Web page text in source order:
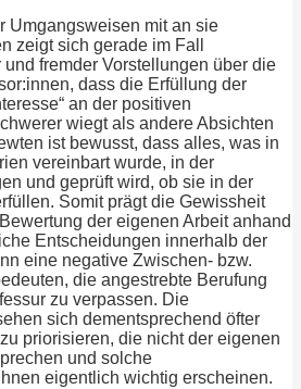
Umgangsweisen mit an sie
zeigt sich gerade im Fall
fremder Vorstellungen über die
dass die Erfüllung der
an der positiven
wiegt als andere Absichten
ist bewusst, dass alles, was in
vereinbart wurde, in der
und geprüft wird, ob sie in der
Somit prägt die Gewissheit
der eigenen Arbeit anhand
Entscheidungen innerhalb der
eine negative Zwischen- bzw.
die angestrebte Berufung
zu verpassen. Die
sich dementsprechend öfter
priorisieren, die nicht der eigenen
und solche
eigentlich wichtig erscheinen.